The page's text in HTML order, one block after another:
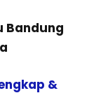
Bandung
&